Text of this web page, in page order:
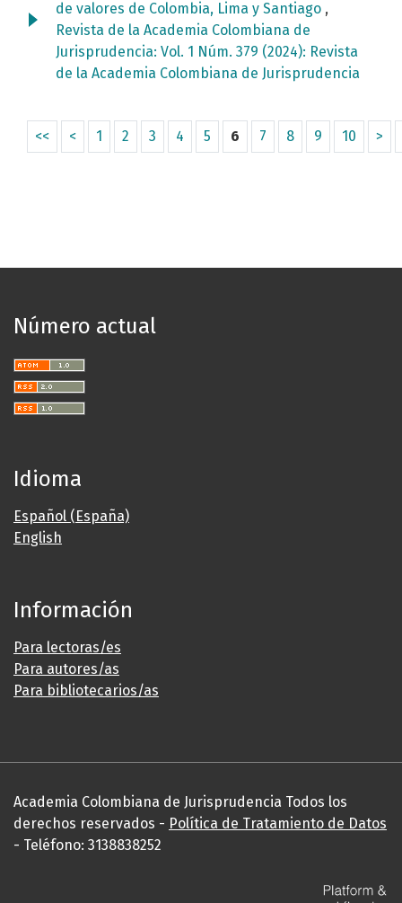
de valores de Colombia, Lima y Santiago ,
Revista de la Academia Colombiana de
Jurisprudencia: Vol. 1 Núm. 379 (2024): Revista
de la Academia Colombiana de Jurisprudencia
<< < 1 2 3 4 5 6 7 8 9 10 >
Número actual
Idioma
Español (España)
English
Información
Para lectoras/es
Para autores/as
Para bibliotecarios/as
Academia Colombiana de Jurisprudencia Todos los
derechos reservados - Política de Tratamiento de Datos
- Teléfono: 3138838252